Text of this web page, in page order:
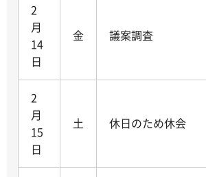
2
月
14
日
金 議案調査
2
月
15
日
土 休日のため休会